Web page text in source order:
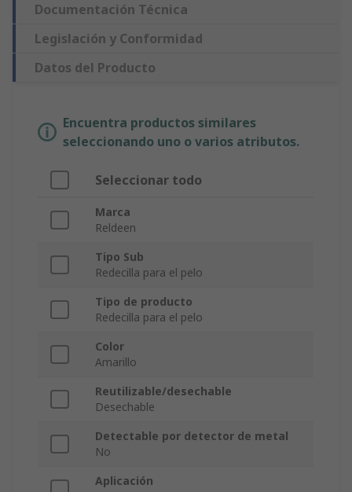
Documentación Técnica
Legislación y Conformidad
Datos del Producto
Encuentra productos similares
seleccionando uno o varios atributos.
Seleccionar todo
Marca
Reldeen
Tipo Sub
Redecilla para el pelo
Tipo de producto
Redecilla para el pelo
Color
Amarillo
Reutilizable/desechable
Desechable
Detectable por detector de metal
No
Aplicación